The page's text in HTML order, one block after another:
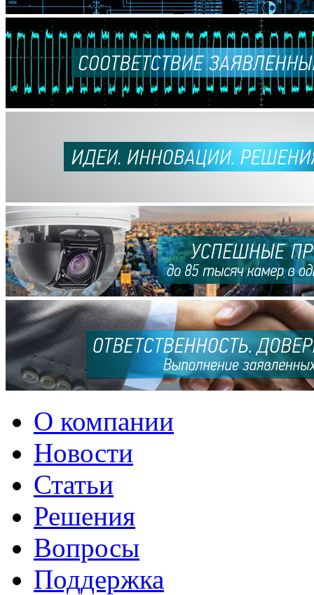
О компании
Новости
Статьи
Решения
Вопросы
Поддержка